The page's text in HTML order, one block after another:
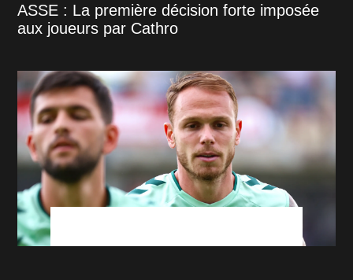
ASSE : La première décision forte imposée
aux joueurs par Cathro